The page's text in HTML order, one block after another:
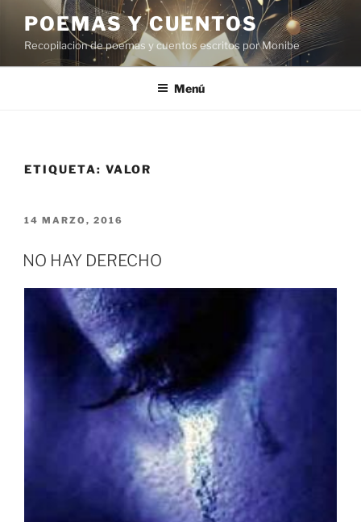
contenido
POEMAS Y CUENTOS
Recopilacion de poemas y cuentos escritos por Monibe
Menú
ETIQUETA: VALOR
PUBLICADO
14 MARZO, 2016
NO HAY DERECHO